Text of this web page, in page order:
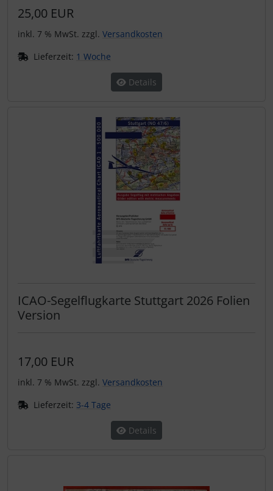
25,00 EUR
inkl. 7 % MwSt. zzgl. Versandkosten
Lieferzeit: 1 Woche
Details
ICAO-Segelflugkarte Stuttgart 2026 Folien
Version
17,00 EUR
inkl. 7 % MwSt. zzgl. Versandkosten
Lieferzeit: 3-4 Tage
Details